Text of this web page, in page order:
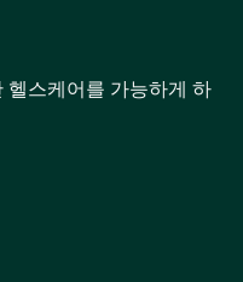
헬스케어를 가능하게 하